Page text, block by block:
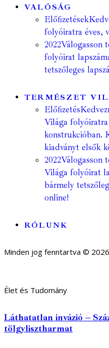
VALÓSÁG
Előfizetések
folyóiratra éves,
2022Válogasson
folyóirat
tetszőleges
TERMÉSZET
Előfizetés
Világa folyóiratra
konstrukcióban.
kiadványt elsők
2022Válogasson
Világa folyóirat
bármely
online!
RÓLUNK
Minden jog fenntartva ©
Élet és Tudomány
Láthatatlan invázió –
tölgylisztharmat